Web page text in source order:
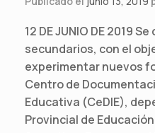
12 DE JUNIO DE 2019
secundarios, con el
experimentar nuevos
Centro de
Educativa (CeDIE),
Provincial de